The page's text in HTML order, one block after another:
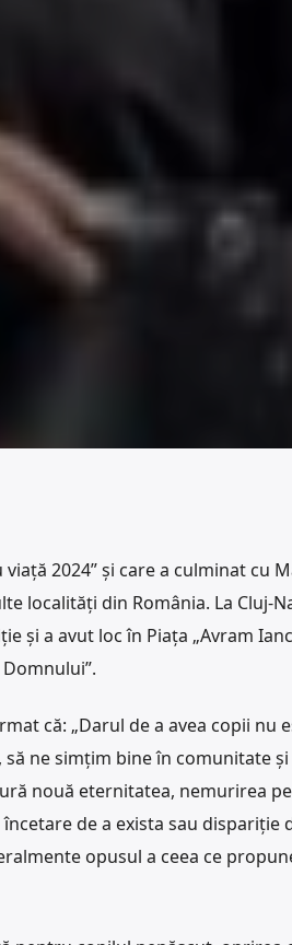
2024” și care a culminat cu
localități din România. La Cluj-
și a avut loc în Piața „Avram
că: „Darul de a avea copii nu
ne simțim bine în comunitate
nouă eternitatea, nemurirea
de a exista sau dispariție
opusul a ceea ce